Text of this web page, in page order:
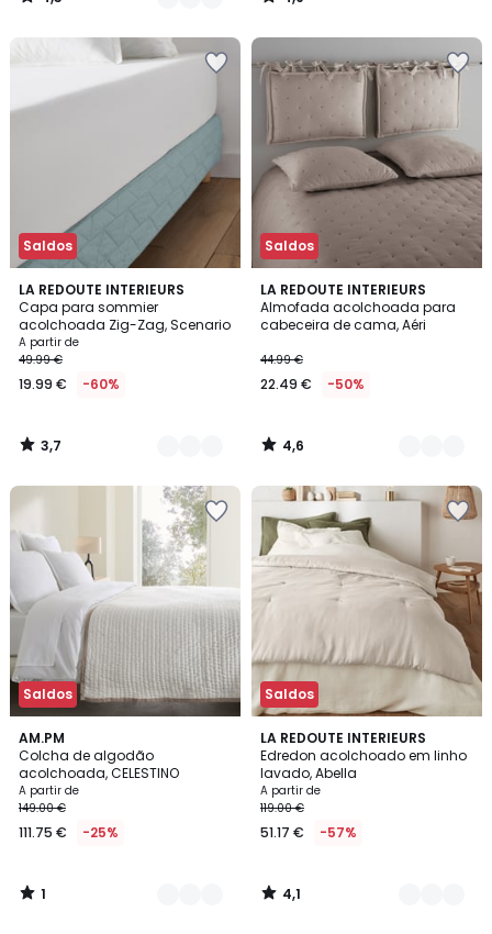
/
/
Saldos
LA REDOUTE INTERIEURS
Capa para sommier
acolchoada Zig-Zag, Scenario
A partir de
49.99 €
19.99 € -60%
3,7
/ 5
3
Cores
3,7
/
Saldos
LA REDOUTE INTERIEURS
Almofada acolchoada para
cabeceira de cama, Aéri
44.99 €
22.49 € -50%
4,6
/ 5
3
Cores
4,6
/
Saldos
AM.PM
Colcha de algodão
acolchoada, CELESTINO
A partir de
149.00 €
111.75 € -25%
1
/
5
2
Cores
1
/
Saldos
LA REDOUTE INTERIEURS
Edredon acolchoado em linho
lavado, Abella
A partir de
119.00 €
51.17 € -57%
4,1
/ 5
5
Cores
4,1
/